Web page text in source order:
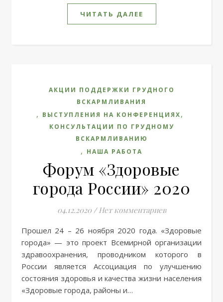
ЧИТАТЬ ДАЛЕЕ
АКЦИИ ПОДДЕРЖКИ ГРУДНОГО
ВСКАРМЛИВАНИЯ
, ВЫСТУПЛЕНИЯ НА КОНФЕРЕНЦИЯХ,
КОНСУЛЬТАЦИИ ПО ГРУДНОМУ
ВСКАРМЛИВАНИЮ
, НАША РАБОТА
Форум «Здоровые
города России» 2020
04.12.2020 / Нет комментариев
Прошел 24 – 26 ноября 2020 года. «Здоровые
города» — это проект Всемирной организации
здравоохранения, проводником которого в
России является Ассоциация по улучшению
состояния здоровья и качества жизни населения
«Здоровые города, районы и…